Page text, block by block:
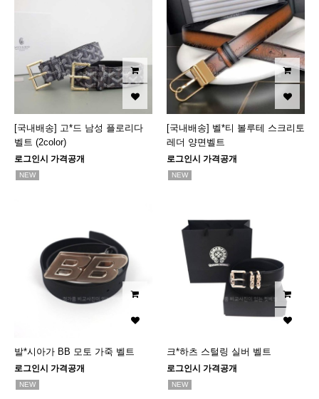
[국내배송] 고*드 남성 플로리다
벨트 (2color)
로그인시 가격공개
NEW
[국내배송] 벨*티 볼루테 스크리토
레더 양면벨트
로그인시 가격공개
NEW
발*시아가 BB 모토 가죽 벨트
로그인시 가격공개
NEW
크*하츠 스털링 실버 벨트
로그인시 가격공개
NEW